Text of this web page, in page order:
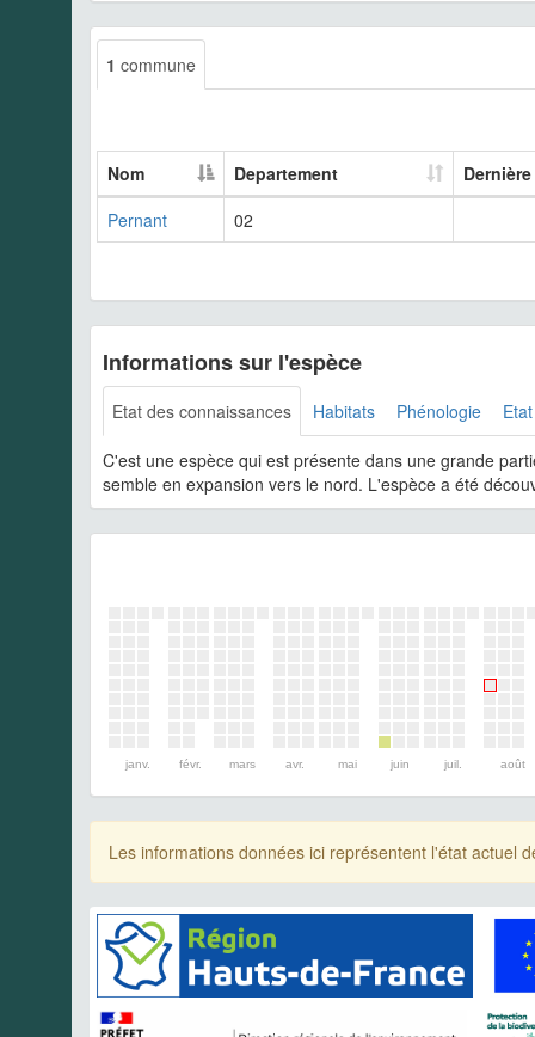
1 commune
Nom Departement
Pernant
02
Informations sur l'espèce
Etat des connaissances Habitats Phénologie
C'est une espèce qui est présente dans une grande
semble en expansion vers le nord. L'espèce a été
janv. févr. mars avr. mai juin juil. août
Les informations données ici représentent l'état actuel